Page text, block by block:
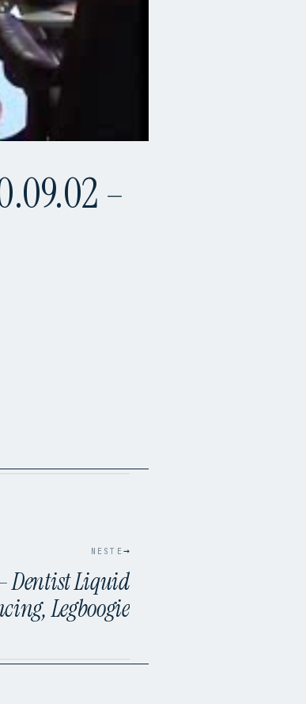
–
NESTE→
Dentist Liquid
Legboogie